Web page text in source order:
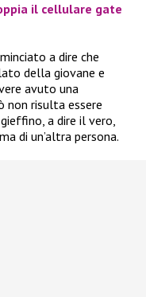
il cellulare gate
a dire che
della giovane e
avuto una
non risulta essere
a dire il vero,
di un’altra persona.